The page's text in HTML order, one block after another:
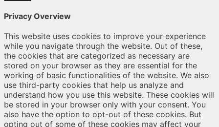
Privacy Overview
This website uses cookies to improve your experience
while you navigate through the website. Out of these,
the cookies that are categorized as necessary are
stored on your browser as they are essential for the
working of basic functionalities of the website. We also
use third-party cookies that help us analyze and
understand how you use this website. These cookies will
be stored in your browser only with your consent. You
also have the option to opt-out of these cookies. But
opting out of some of these cookies may affect your